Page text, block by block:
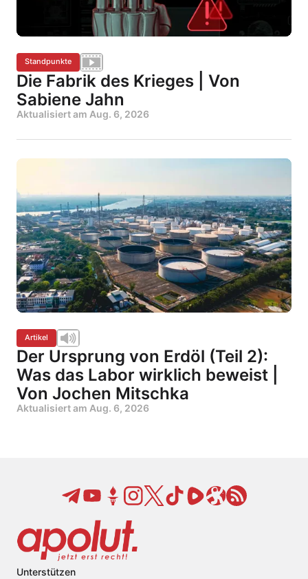
Standpunkte
Die Fabrik des Krieges | Von
Sabiene Jahn
Aktualisiert am Aug. 6, 2026
Artikel
Der Ursprung von Erdöl (Teil 2):
Was das Labor wirklich beweist |
Von Jochen Mitschka
Aktualisiert am Aug. 6, 2026
Unterstützen